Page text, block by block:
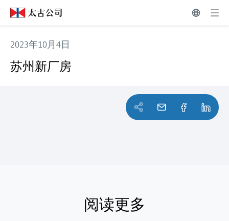
2023年10月4日
苏州新厂房
阅读更多